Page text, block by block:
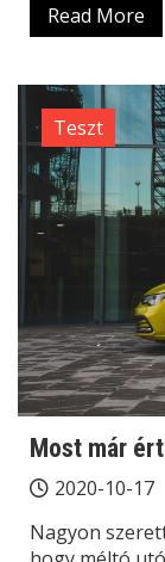
Read More
Teszt
Most már
2020-10-17
Nagyon